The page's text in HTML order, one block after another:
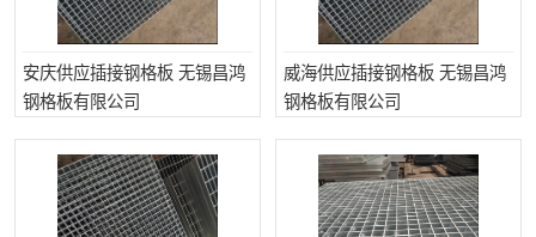
安庆供应插接钢格板 无锡昌鸿
钢格板有限公司
威海供应插接钢格板 无锡昌鸿
钢格板有限公司